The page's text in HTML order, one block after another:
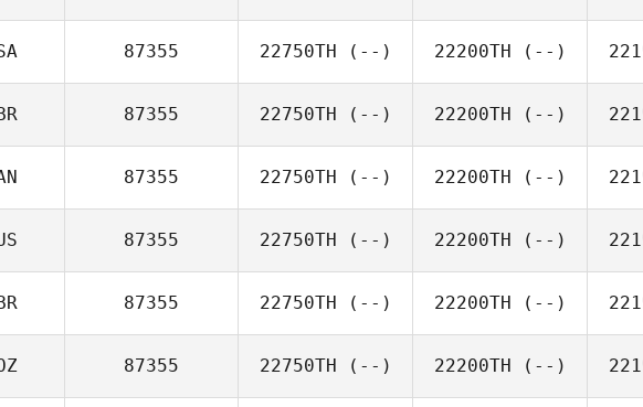
87355 22750TH (--) 22200TH (--)
87355 22750TH (--) 22200TH (--)
87355 22750TH (--) 22200TH (--)
87355 22750TH (--) 22200TH (--)
87355 22750TH (--) 22200TH (--)
87355 22750TH (--) 22200TH (--)